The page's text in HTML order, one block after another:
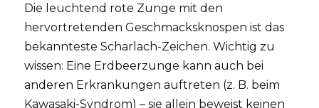
Die leuchtend rote Zunge mit den
hervortretenden Geschmacksknospen ist das
bekannteste Scharlach-Zeichen. Wichtig zu
wissen: Eine Erdbeerzunge kann auch bei
anderen Erkrankungen auftreten (z. B. beim
Kawasaki-Syndrom) – sie allein beweist keinen